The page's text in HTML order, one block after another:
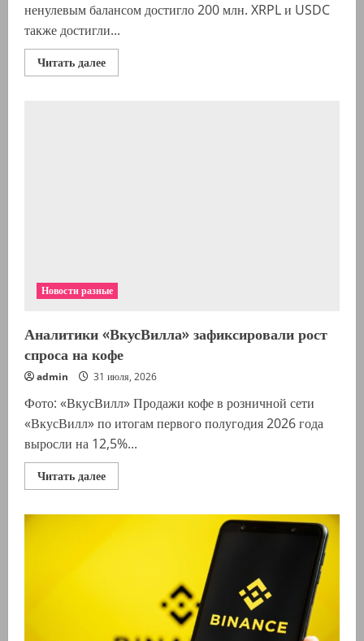
ненулевым балансом достигло 200 млн. XRPL и USDC
также достигли...
Читать далееПрочитать
больше
Новости разные
Аналитики «ВкусВилла» зафиксировали рост
спроса на кофе
admin 31 июля, 2026
Фото: «ВкусВилл» Продажи кофе в розничной сети
«ВкусВилл» по итогам первого полугодия 2026 года
выросли на 12,5%...
Читать далееПрочитать
больше